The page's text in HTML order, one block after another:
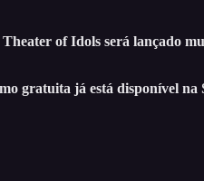
of Idols será lançado
gratuita já está disponível na